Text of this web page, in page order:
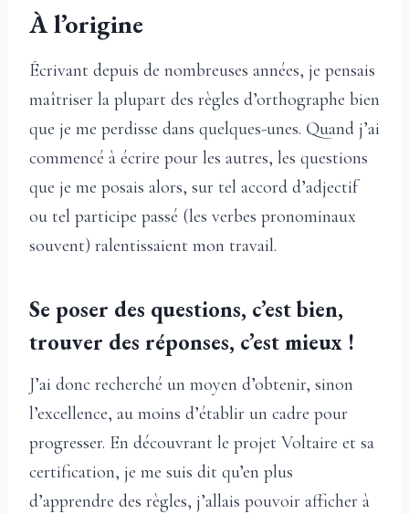
À l’origine
Écrivant depuis de nombreuses années, je pensais
maîtriser la plupart des règles d’orthographe bien
que je me perdisse dans quelques-unes. Quand j’ai
commencé à écrire pour les autres, les questions
que je me posais alors, sur tel accord d’adjectif
ou tel participe passé (les verbes pronominaux
souvent) ralentissaient mon travail.
Se poser des questions, c’est bien,
trouver des réponses, c’est mieux !
J’ai donc recherché un moyen d’obtenir, sinon
l’excellence, au moins d’établir un cadre pour
progresser. En découvrant le projet Voltaire et sa
certification, je me suis dit qu’en plus
d’apprendre des règles, j’allais pouvoir afficher à